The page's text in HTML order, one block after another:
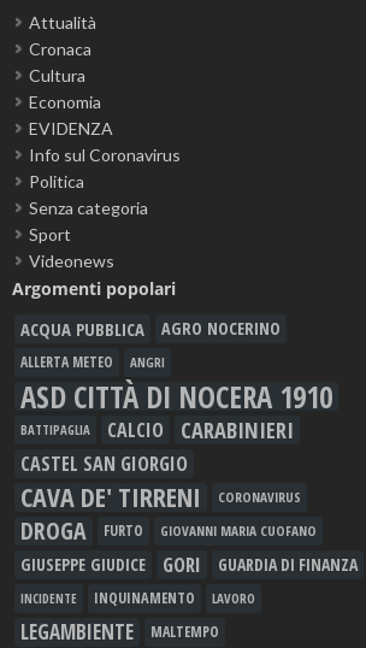
Attualità
Cronaca
Cultura
Economia
EVIDENZA
Info sul Coronavirus
Politica
Senza categoria
Sport
Videonews
Argomenti popolari
ACQUA PUBBLICA AGRO NOCERINO
ALLERTA METEO ANGRI
ASD CITTÀ DI NOCERA 1910
BATTIPAGLIA CALCIO CARABINIERI
CASTEL SAN GIORGIO
CAVA DE' TIRRENI CORONAVIRUS
DROGA FURTO GIOVANNI MARIA CUOFANO
GIUSEPPE GIUDICE GORI GUARDIA DI FINANZA
INCIDENTE INQUINAMENTO LAVORO
LEGAMBIENTE MALTEMPO